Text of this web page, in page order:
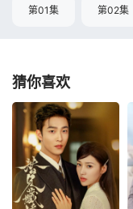
第01集 第02集
猜你喜欢